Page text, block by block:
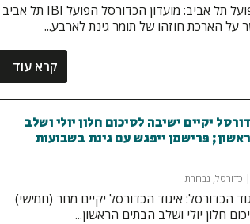
הודעת הפועל תל אביב: מועדון הכדורסל הפועל IBI תל אביב
על הארכת חוזהו של תומר גינת לארבע...
קרא עוד
יקיים ישיבה לסיכום חלון יולי ושלב
פרישמן ייפגש עם גינת בשבועות
| כדורסל, נבחרת
הכדורסל: איגוד הכדורסל יקיים מחר (חמישי)
חלון יולי ושלב הבתים הראשון...